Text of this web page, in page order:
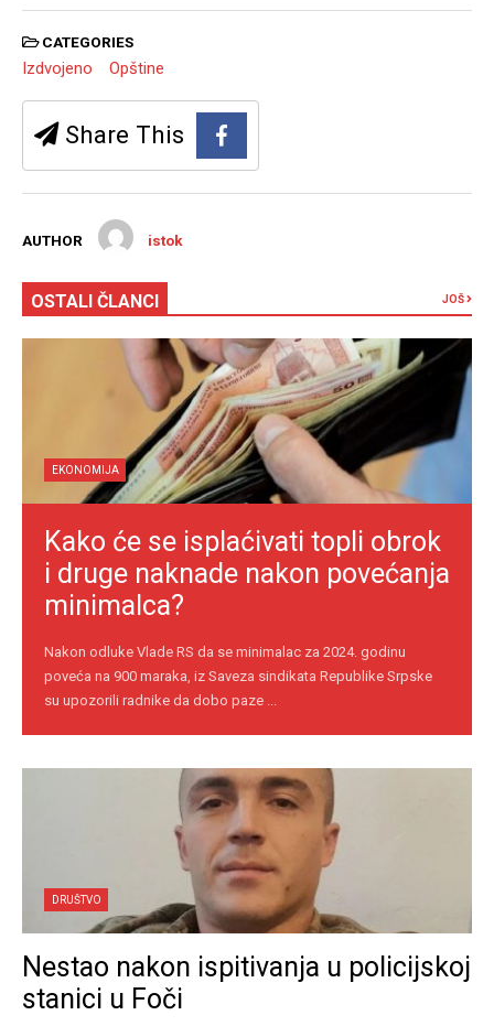
CATEGORIES
Izdvojeno Opštine
Share This
AUTHOR istok
OSTALI ČLANCI JOŠ
EKONOMIJA
Kako će se isplaćivati topli obrok
i druge naknade nakon povećanja
minimalca?
Nakon odluke Vlade RS da se minimalac za 2024. godinu
poveća na 900 maraka, iz Saveza sindikata Republike Srpske
su upozorili radnike da dobo paze ...
DRUŠTVO
Nestao nakon ispitivanja u policijskoj
stanici u Foči